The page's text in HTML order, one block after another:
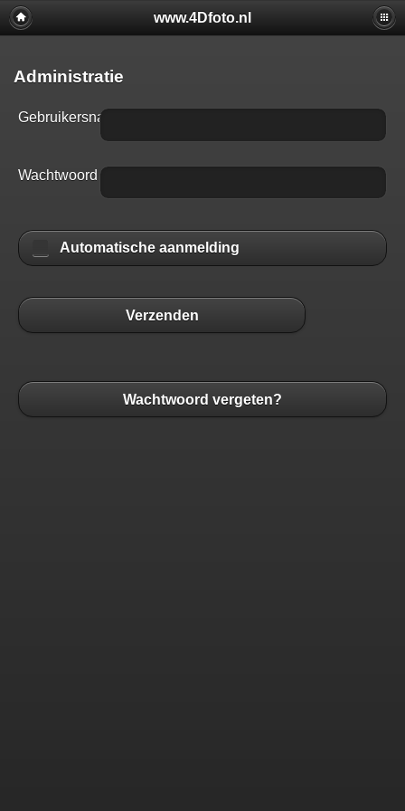
www.4Dfoto.nl
Administratie
Gebruikersnaam
Wachtwoord
Automatische aanmelding
Verzenden
Wachtwoord vergeten?